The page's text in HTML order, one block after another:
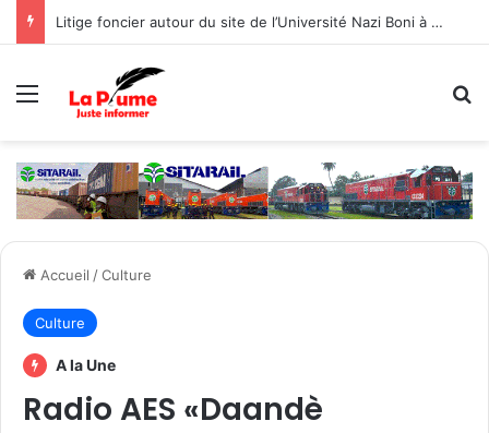
Litige foncier autour du site de l’Université Nazi Boni à Nasso : Le Gouvernement prône une gestion concertée, responsable et objective par les différentes parties
Menu
Accueil /Culture
Culture
A la Une
Radio AES «Daandè